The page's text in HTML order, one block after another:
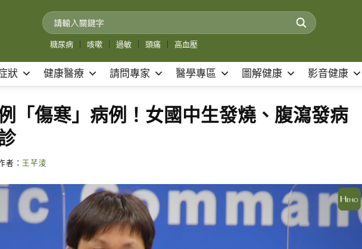
糖尿病 咳嗽 過敏 頭痛 高血壓
狀 健康醫療 請問專家 醫學專區 圖解健康 影音健康
「傷寒」病例！女國中生發燒、腹瀉發病
者： 王芊淩